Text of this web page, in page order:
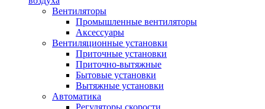
Вентиляторы
Промышленные вентиляторы
Аксессуары
Вентиляционные установки
Приточные установки
Приточно-вытяжные
Бытовые установки
Вытяжные установки
Автоматика
Регуляторы скорости